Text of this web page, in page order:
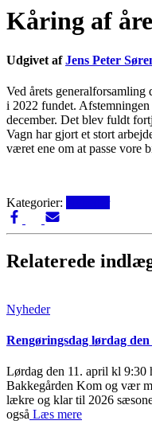
Kåring af
Udgivet afJens Peter
Ved årets
i 2022 fundet.
december. Det blev fuldt
Vagn har gjort et stort
været ene om at passe vore
Kategorier:
Relaterede
Nyheder
Rengøringsdag lørdag
Lørdag den 11. april kl 9:30
Bakkegården Kom og vær
lækre og klar til 2026
også Læs mere